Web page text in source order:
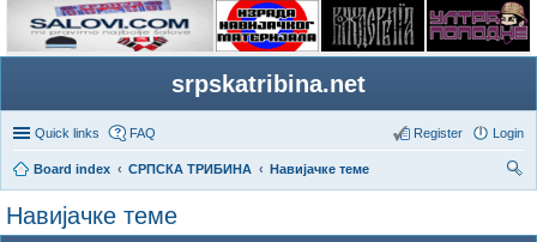
srpskatribina.net
Quick links FAQ Login
Register
Board index СРПСКА ТРИБИНА
Навијачке теме
Навијачке теме